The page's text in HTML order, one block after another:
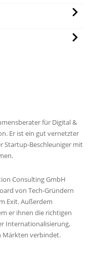
für Digital &
Er ist ein gut vernetzter
Startup-Beschleuniger mit
Consulting GmbH
von Tech-Gründern
Exit. Außerdem
er ihnen die richtigen
Internationalisierung,
Märkten verbindet.